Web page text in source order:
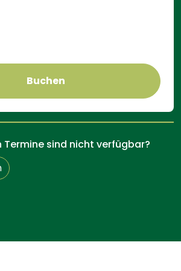
Buchen
Termine sind nicht verfügbar?